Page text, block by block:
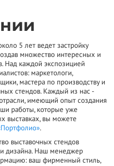
5 лет ведет застройку
множество интересных и
Над каждой экспозицией
маркетологи,
мастера по производству и
стендов. Каждый из нас -
имеющий опыт создания
работы, которые уже
выставках, вы можете
.
выставочных стендов
дизайна. Наш менеджер
ваш фирменный стиль,